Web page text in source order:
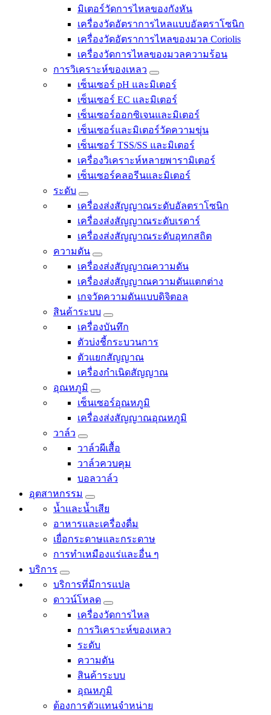
มิเตอร์วัดการไหลของกังหัน
เครื่องวัดอัตราการไหลแบบอัลตราโซนิก
เครื่องวัดอัตราการไหลของมวล Coriolis
เครื่องวัดการไหลของมวลความร้อน
การวิเคราะห์ของเหลว
เซ็นเซอร์ pH และมิเตอร์
เซ็นเซอร์ EC และมิเตอร์
เซ็นเซอร์ออกซิเจนและมิเตอร์
เซ็นเซอร์และมิเตอร์วัดความขุ่น
เซ็นเซอร์ TSS/SS และมิเตอร์
เครื่องวิเคราะห์หลายพารามิเตอร์
เซ็นเซอร์คลอรีนและมิเตอร์
ระดับ
เครื่องส่งสัญญาณระดับอัลตราโซนิก
เครื่องส่งสัญญาณระดับเรดาร์
เครื่องส่งสัญญาณระดับอุทกสถิต
ความดัน
เครื่องส่งสัญญาณความดัน
เครื่องส่งสัญญาณความดันแตกต่าง
เกจวัดความดันแบบดิจิตอล
สินค้าระบบ
เครื่องบันทึก
ตัวบ่งชี้กระบวนการ
ตัวแยกสัญญาณ
เครื่องกำเนิดสัญญาณ
อุณหภูมิ
เซ็นเซอร์อุณหภูมิ
เครื่องส่งสัญญาณอุณหภูมิ
วาล์ว
วาล์วผีเสื้อ
วาล์วควบคุม
บอลวาล์ว
อุตสาหกรรม
น้ำและน้ำเสีย
อาหารและเครื่องดื่ม
เยื่อกระดาษและกระดาษ
การทำเหมืองแร่และอื่น ๆ
บริการ
บริการที่มีการแปล
ดาวน์โหลด
เครื่องวัดการไหล
การวิเคราะห์ของเหลว
ระดับ
ความดัน
สินค้าระบบ
อุณหภูมิ
ต้องการตัวแทนจำหน่าย